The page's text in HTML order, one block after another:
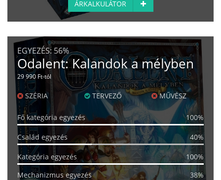
ÁRKALKULÁTOR
EGYEZÉS: 56%
Odalent: Kalandok a mélyben
29 990 Ft-tól
SZÉRIA TERVEZŐ MŰVÉSZ
Fő kategória egyezés 100%
Család egyezés 40%
Kategória egyezés
100%
Mechanizmus egyezés
38%